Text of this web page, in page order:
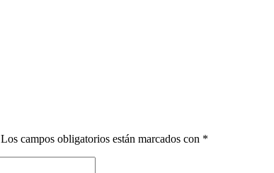
Los campos obligatorios están marcados con *